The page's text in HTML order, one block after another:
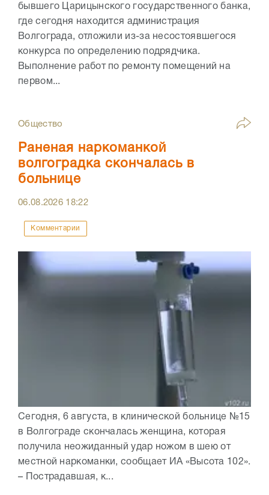
бывшего Царицынского государственного банка,
где сегодня находится администрация
Волгограда, отложили из-за несостоявшегося
конкурса по определению подрядчика.
Выполнение работ по ремонту помещений на
первом...
Общество
Раненая наркоманкой
волгоградка скончалась в
больнице
06.08.2026 18:22
Комментарии
Сегодня, 6 августа, в клинической больнице №15
в Волгограде скончалась женщина, которая
получила неожиданный удар ножом в шею от
местной наркоманки, сообщает ИА «Высота 102».
– Пострадавшая, к...